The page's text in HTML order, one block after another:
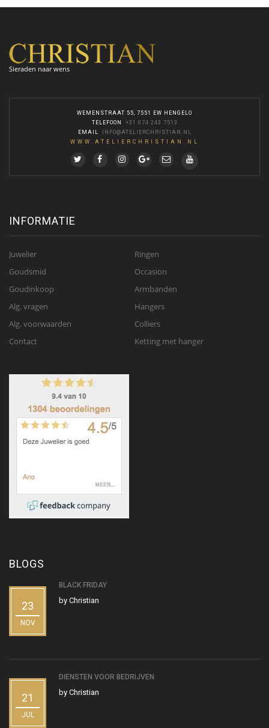
Sieraden naar wens
WEMENSTRAAT 55, 7551 EW HENGELO
TELEFOON
+31 074 243 7513
EMAIL
INFO@ATELIERCHRISTIAN.NL
WWW.ATELIERCHRISTIAN.NL
INFORMATIE
Juwelier
Goudsmid
Goudinkoop
Alg. vragen
Alg. voorwaarden
Contact
Ringen
Occasion
Armbanden
Hangers
Colliers
Ketting met hanger
BLOGS
23
NOV
BLACK FRIDAY
by Christian
21
JUL
DIENSTEN VOOR BEDRIJVEN
by Christian